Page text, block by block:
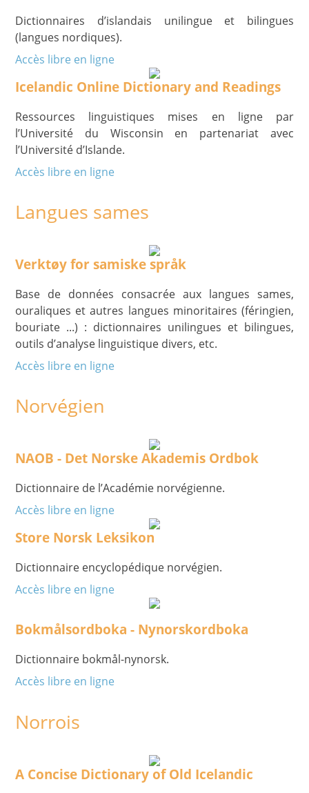
Dictionnaires d’islandais unilingue et bilingues
(langues nordiques).
Accès libre en ligne
Icelandic Online Dictionary and Readings
Ressources linguistiques mises en ligne par
l’Université du Wisconsin en partenariat avec
l’Université d’Islande.
Accès libre en ligne
Langues sames
Verktøy for samiske språk
Base de données consacrée aux langues sames,
ouraliques et autres langues minoritaires (féringien,
bouriate ...) : dictionnaires unilingues et bilingues,
outils d’analyse linguistique divers, etc.
Accès libre en ligne
Norvégien
NAOB - Det Norske Akademis Ordbok
Dictionnaire de l’Académie norvégienne.
Accès libre en ligne
Store Norsk Leksikon
Dictionnaire encyclopédique norvégien.
Accès libre en ligne
Bokmålsordboka - Nynorskordboka
Dictionnaire bokmål-nynorsk.
Accès libre en ligne
Norrois
A Concise Dictionary of Old Icelandic